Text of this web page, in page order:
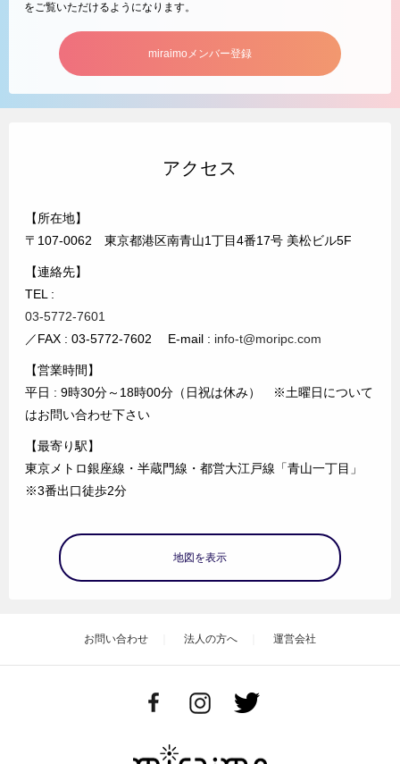
をご覧いただけるようになります。
miraimoメンバー登録
アクセス
【所在地】
〒107-0062 東京都港区南青山1丁目4番17号 美松ビル5F
【連絡先】
TEL :
03-5772-7601
／FAX : 03-5772-7602 E-mail : info-t@moripc.com
【営業時間】
平日 : 9時30分～18時00分（日祝は休み） ※土曜日について
はお問い合わせ下さい
【最寄り駅】
東京メトロ銀座線・半蔵門線・都営大江戸線「青山一丁目」
※3番出口徒歩2分
地図を表示
お問い合わせ 法人の方へ 運営会社